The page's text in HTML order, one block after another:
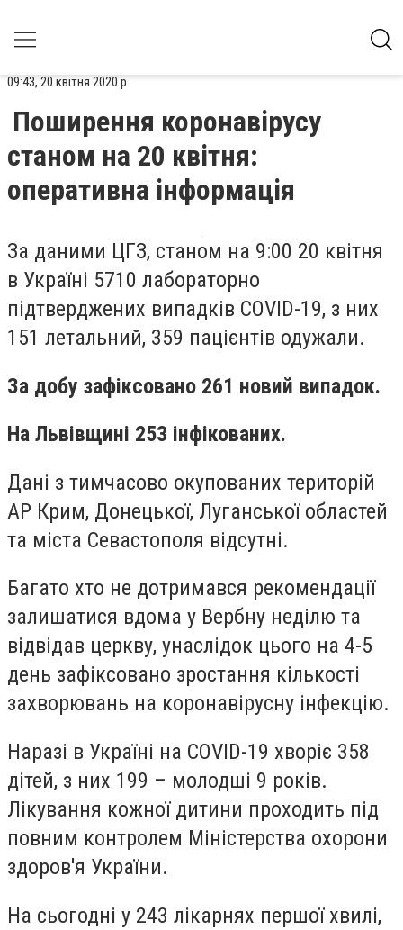
09:43, 20 квітня 2020 р.
Поширення коронавірусу
станом на 20 квітня:
оперативна інформація
За даними ЦГЗ, станом на 9:00 20 квітня
в Україні 5710 лабораторно
підтверджених випадків COVID-19, з них
151 летальний, 359 пацієнтів одужали.
За добу зафіксовано 261 новий випадок.
На Львівщині 253 інфікованих.
Дані з тимчасово окупованих територій
АР Крим, Донецької, Луганської областей
та міста Севастополя відсутні.
Багато хто не дотримався рекомендації
залишатися вдома у Вербну неділю та
відвідав церкву, унаслідок цього на 4-5
день зафіксовано зростання кількості
захворювань на коронавірусну інфекцію.
Наразі в Україні на COVID-19 хворіє 358
дітей, з них 199 – молодші 9 років.
Лікування кожної дитини проходить під
повним контролем Міністерства охорони
здоров'я України.
На сьогодні у 243 лікарнях першої хвилі,